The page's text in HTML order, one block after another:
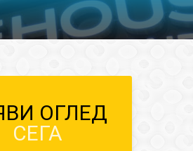
ОГЛЕД
СЕГА